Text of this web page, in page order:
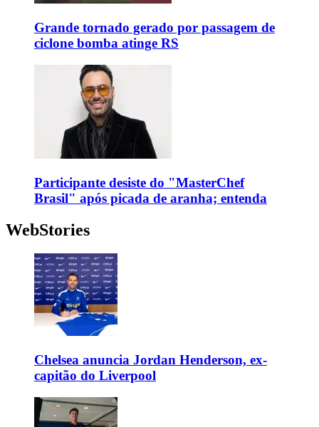
Grande tornado gerado por passagem de
ciclone bomba atinge RS
Participante desiste do "MasterChef
Brasil" após picada de aranha; entenda
WebStories
Chelsea anuncia Jordan Henderson, ex-
capitão do Liverpool